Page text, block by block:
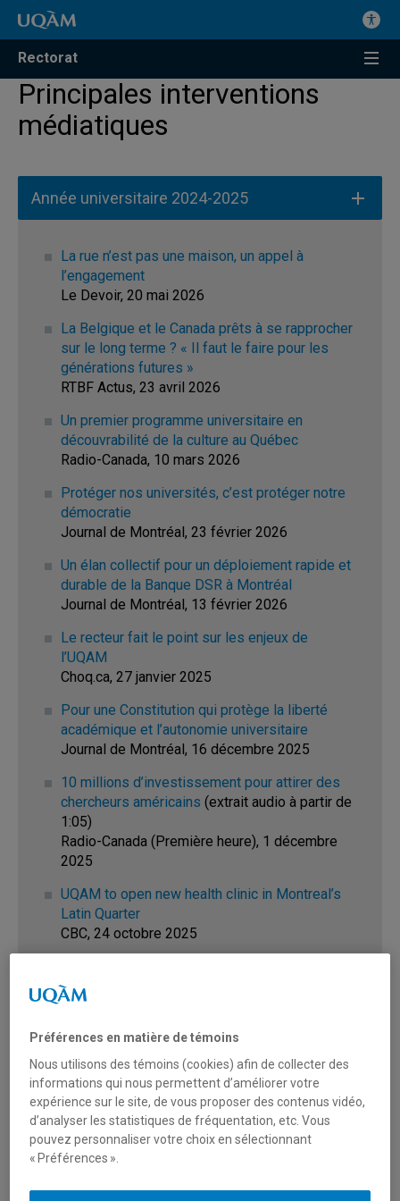
Rectorat
Principales interventions
médiatiques
Année universitaire 2024-2025
La rue n’est pas une maison, un appel à
l’engagement
Le Devoir, 20 mai 2026
La Belgique et le Canada prêts à se rapprocher
sur le long terme ? « Il faut le faire pour les
générations futures »
RTBF Actus, 23 avril 2026
Un premier programme universitaire en
découvrabilité de la culture au Québec
Radio-Canada, 10 mars 2026
Protéger nos universités, c’est protéger notre
démocratie
Journal de Montréal, 23 février 2026
Un élan collectif pour un déploiement rapide et
durable de la Banque DSR à Montréal
Journal de Montréal, 13 février 2026
Le recteur fait le point sur les enjeux de
l’UQAM
Choq.ca, 27 janvier 2025
Pour une Constitution qui protège la liberté
académique et l’autonomie universitaire
Journal de Montréal, 16 décembre 2025
10 millions d’investissement pour attirer des
chercheurs américains (extrait audio à partir de
1:05)
Radio-Canada (Première heure), 1 décembre
2025
UQAM to open new health clinic in Montreal’s
Latin Quarter
CBC, 24 octobre 2025
(extrait à partir de 1:45)
ARTE.tv, 8 octobre 2025
« Les quotas sont difficiles à gérer et affectent
la réputation du Québec. »
98,5 FM, 6 septembre
Étudiants internationaux : l’UQAM réclame un
statut particulier
ICI Radio-Canada, 5 septembre 2025
Préférences en matière de témoins
Nous utilisons des témoins (cookies) afin de collecter des
informations qui nous permettent d’améliorer votre
expérience sur le site, de vous proposer des contenus vidéo,
d’analyser les statistiques de fréquentation, etc. Vous
pouvez personnaliser votre choix en sélectionnant
« Préférences ».